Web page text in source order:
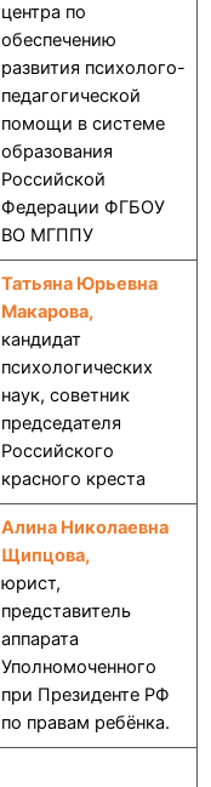
центра по
обеспечению
развития психолого-
педагогической
помощи в системе
образования
Российской
Федерации ФГБОУ
ВО МГППУ
Татьяна Юрьевна
Макарова,
кандидат
психологических
наук, советник
председателя
Российского
красного креста
Алина Николаевна
Щипцова,
юрист,
представитель
аппарата
Уполномоченного
при Президенте РФ
по правам ребёнка.